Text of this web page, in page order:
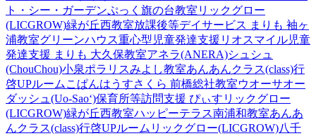
ト・シー・ガーデンぷっく旗の台教室 リックグロー
(LICGROW)緑が丘西教室放課後等デイサービス まりも 袖ヶ
浦教室グリーンハウス重心型児童発達支援 リオスマイル児童
発達支援 まりも 大久保教室アネラ(ANERA)シュシュ
(ChouChou)小泉ポラリスみよし教室あんあんクラス(class)行
啓UPルーム こぱんはうすさくら 前橋総社教室ウオーサオー
ダッシュ(Uo-Sao‘)保育所等訪問支援 ぴぃす リックグロー
(LICGROW)緑が丘西教室ハッピーテラス南浦和教室あんあ
んクラス(class)行啓UPルーム リックグロー(LICGROW)八千